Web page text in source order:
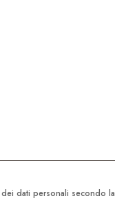
dati personali secondo la